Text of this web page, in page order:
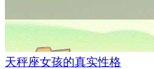
天秤座女孩的真实性格